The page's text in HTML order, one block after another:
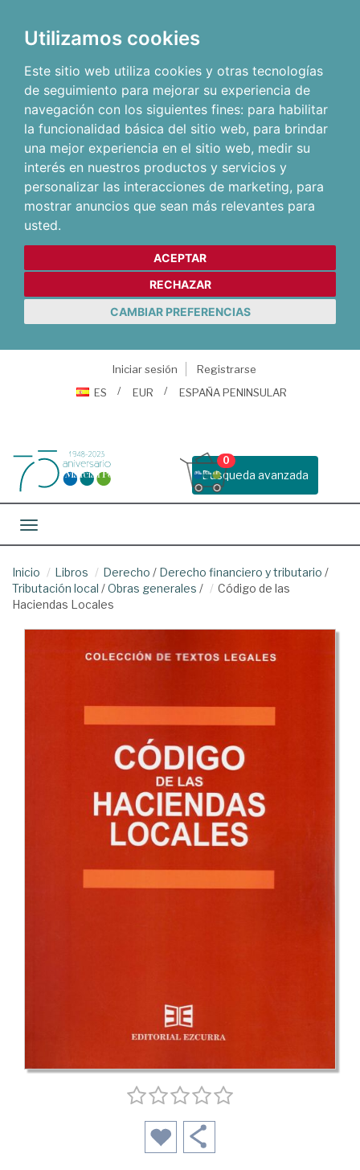
Utilizamos cookies
Este sitio web utiliza cookies y otras tecnologías
de seguimiento para mejorar su experiencia de
navegación con los siguientes fines: para habilitar
la funcionalidad básica del sitio web, para brindar
una mejor experiencia en el sitio web, medir su
interés en nuestros productos y servicios y
personalizar las interacciones de marketing, para
mostrar anuncios que sean más relevantes para
usted.
ACEPTAR
RECHAZAR
CAMBIAR PREFERENCIAS
Iniciar sesión
Registrarse
ES
EUR ESPAÑA PENINSULAR
Busqueda avanzada
0
Toggle navigation
Inicio Libros Derecho / Derecho financiero y tributario /
Tributación local /Obras generales /
Código de las
Haciendas Locales